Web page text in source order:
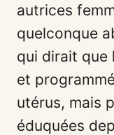
autrices
quelconque
qui dirait que
et
utérus, mais
éduquées